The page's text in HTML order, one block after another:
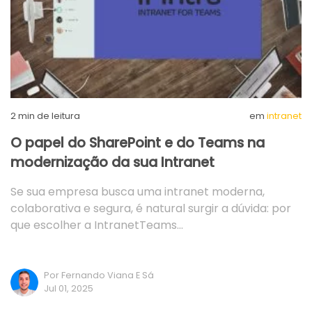
2min de leitura em intranet
O papel do SharePoint e do Teams na
modernização da sua Intranet
Se sua empresa busca uma intranet moderna,
colaborativa e segura, é natural surgir a dúvida: por
que escolher a IntranetTeams…
Por Fernando Viana E Sá
Jul 01, 2025